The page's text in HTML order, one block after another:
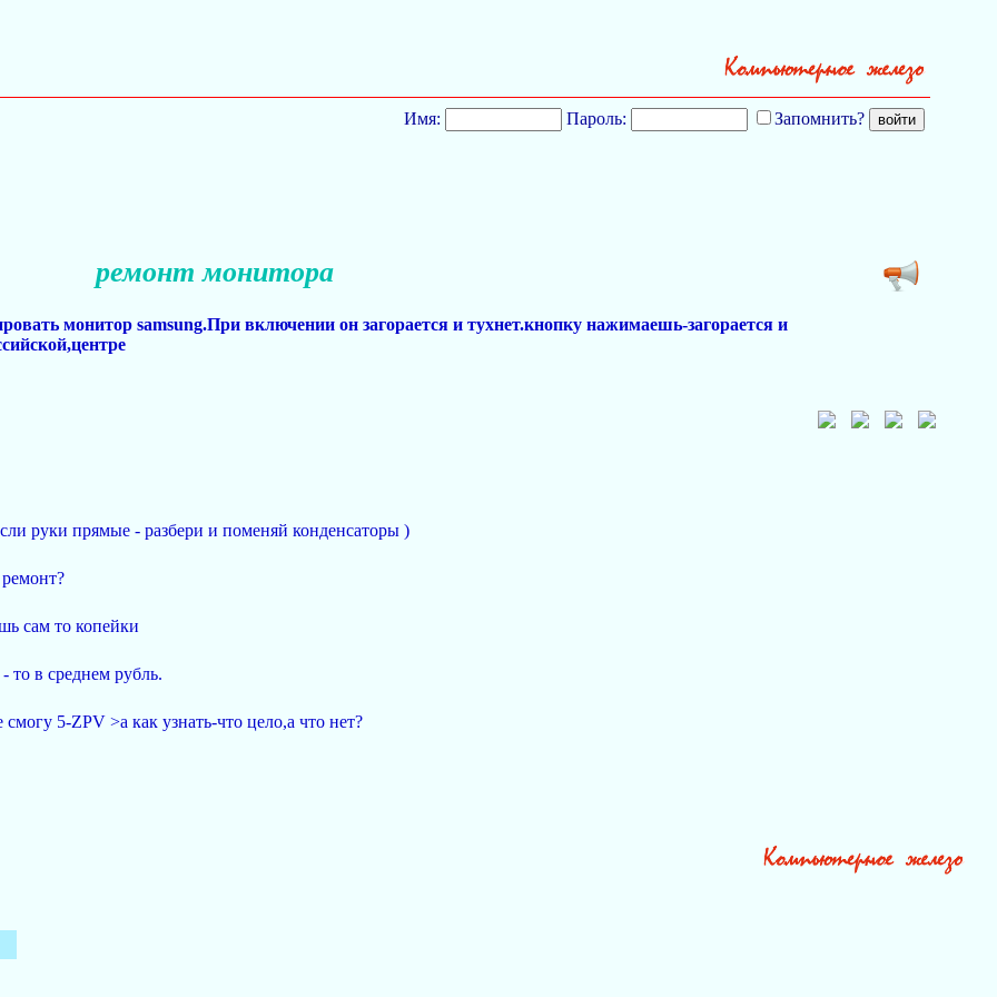
Имя: Пароль: Запомнить?
ремонт монитора
монитор samsung.При включении он загорается и тухнет.кнопку нажимаешь-загорается и
руки прямые - разбери и поменяй конденсаторы )
сам то копейки
то в среднем рубль.
5-ZPV >а как узнать-что цело,а что нет?